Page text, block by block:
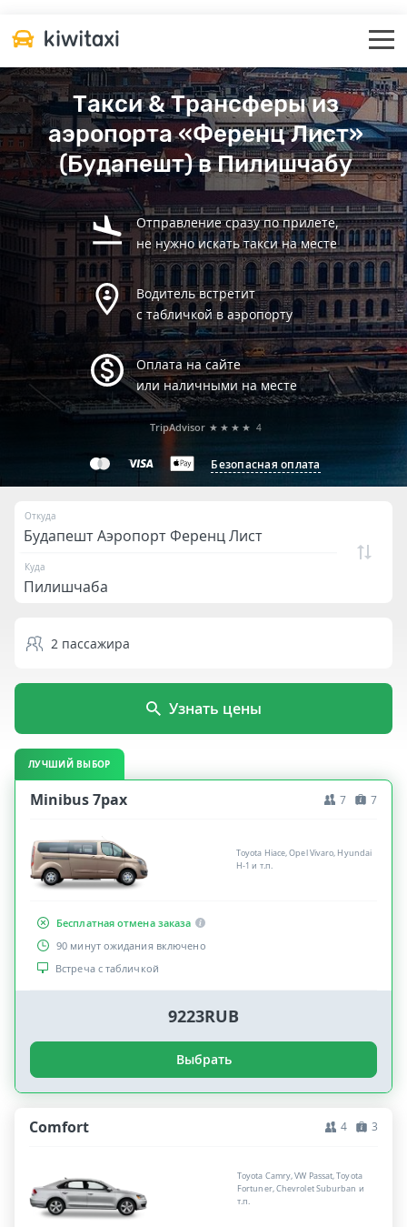
Такси & Трансферы из
аэропорта «Ференц Лист»
(Будапешт) в Пилишчабу
Отправление сразу по прилете,
не нужно искать такси на месте
Водитель встретит
с табличкой в аэропорту
Оплата на сайте
или наличными на месте
Безопасная оплата
TripAdvisor ★★★★ 4
Откуда
Куда
2 пассажира
Узнать цены
ЛУЧШИЙ ВЫБОР
Minibus 7pax 7 7
Toyota Hiace, Opel Vivaro, Hyundai
H-1 и т.п.
Бесплатная отмена заказа
90 минут ожидания включено
Встреча с табличкой
9223RUB
Выбрать
Comfort 4 3
Toyota Camry, VW Passat, Toyota
Fortuner, Chevrolet Suburban и
т.п.